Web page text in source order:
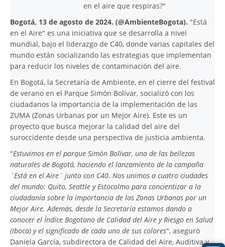
Bogotá, 13 de agosto de 2024. (@AmbienteBogota). "Está
en el Aire" es una iniciativa que se desarrolla a nivel
mundial, bajo el liderazgo de C40, donde varias capitales del
mundo están socializando las estrategias que implementan
para reducir los niveles de contaminación del aire.
En Bogotá, la Secretaría de Ambiente, en el cierre del festival
de verano en el Parque Simón Bolívar, socializó con los
ciudadanos la importancia de la implementación de las
ZUMA (Zonas Urbanas por un Mejor Aire). Este es un
proyecto que busca mejorar la calidad del aire del
suroccidente desde una perspectiva de justicia ambienta.
"Estuvimos en el parque Simón Bolívar, una de las bellezas
naturales de Bogotá, haciendo el lanzamiento de la campaña
´Está en el Aire´ junto con C40. Nos unimos a cuatro ciudades
del mundo: Quito, Seattle y Estocolmo para concientizar a la
ciudadanía sobre la importancia de las Zonas Urbanas por un
Mejor Aire. Además, desde la Secretaría estamos dando a
conocer el Índice Bogotano de Calidad del Aire y Riesgo en Salud
(Iboca) y el significado de cada uno de sus colores", aseguró
Daniela García, subdirectora de Calidad del Aire, Auditiva y